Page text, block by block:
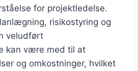
for projektledelse.
risikostyring og
veludført
kan være med til at
og omkostninger, hvilket